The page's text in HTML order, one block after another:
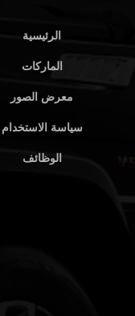
الرئيسية
الماركات
معرض الصور
سياسة الاستخدام
الوظائف